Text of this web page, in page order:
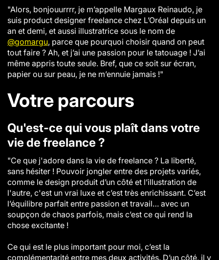
"Alors, bonjouurrrr, je m’appelle Margaux Reinaudo, je
suis product designer freelance chez L’Oréal depuis un
an et demi, et aussi illustratrice sous le nom de
@gomargu, parce que pourquoi choisir quand on peut
tout faire ? Ah, et j’ai une passion pour le tatouage ! J’ai
même appris toute seule. Bref, que ce soit sur écran,
papier ou sur peau, je ne m’ennuie jamais !"
Votre parcours
Qu'est-ce qui vous plaît dans votre
vie de freelance ?
"Ce que j'adore dans la vie de freelance ? La liberté,
sans hésiter ! Pouvoir jongler entre des projets variés,
comme le design produit d’un côté et l’illustration de
l'autre, c'est un vrai luxe et c’est très enrichissant. C’est
l’équilibre parfait entre passion et travail… avec un
soupçon de chaos parfois, mais c’est ce qui rend la
chose excitante !
Ce qui est le plus important pour moi, c’est la
complémentarité entre mes deux activités. D’un côté, il y